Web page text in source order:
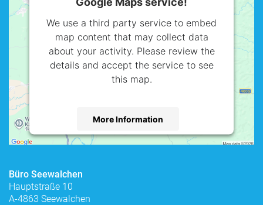
We use a third party service to embed
map content that may collect data
about your activity. Please review the
details and accept the service to see
this map.
More Information
powered by
Büro Seewalchen
Hauptstraße 10
A-4863 Seewalchen